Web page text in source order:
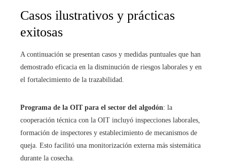
Casos ilustrativos y prácticas
exitosas
A continuación se presentan casos y medidas puntuales que han
demostrado eficacia en la disminución de riesgos laborales y en
el fortalecimiento de la trazabilidad.
Programa de la OIT para el sector del algodón: la
cooperación técnica con la OIT incluyó inspecciones laborales,
formación de inspectores y establecimiento de mecanismos de
queja. Esto facilitó una monitorización externa más sistemática
durante la cosecha.